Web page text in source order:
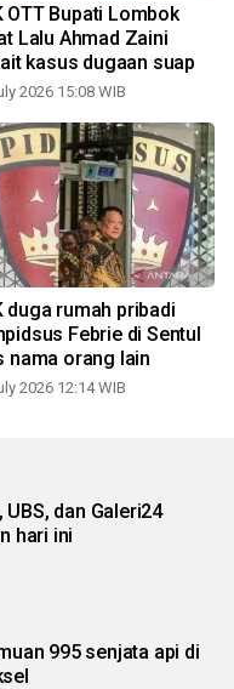
OTT Bupati Lombok
Lalu Ahmad Zaini
kasus dugaan suap
2026 15:08 WIB
duga rumah pribadi
Febrie di Sentul
nama orang lain
2026 12:14 WIB
dan Galeri24
hari ini
995 senjata api di